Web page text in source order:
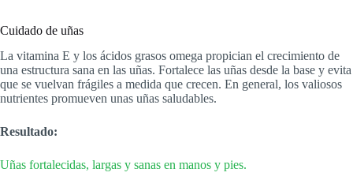
Cuidado de uñas
La vitamina E y los ácidos grasos omega propician el crecimiento de
una estructura sana en las uñas. Fortalece las uñas desde la base y evita
que se vuelvan frágiles a medida que crecen. En general, los valiosos
nutrientes promueven unas uñas saludables.
Resultado:
Uñas fortalecidas, largas y sanas en manos y pies.